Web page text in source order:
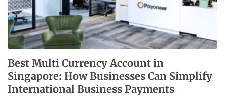
Best Multi Currency Account in
Singapore: How Businesses Can Simplify
International Business Payments